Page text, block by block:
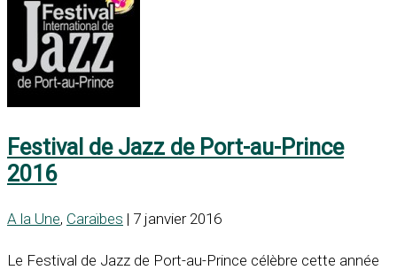
Festival de Jazz de Port-au-Prince
2016
A la Une, Caraïbes | 7 janvier 2016
Le Festival de Jazz de Port-au-Prince célèbre cette année